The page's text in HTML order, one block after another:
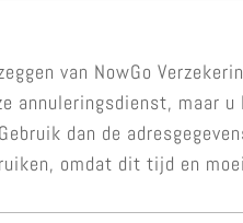
van NowGo
annuleringsdienst, maar
dan de
omdat dit tijd en